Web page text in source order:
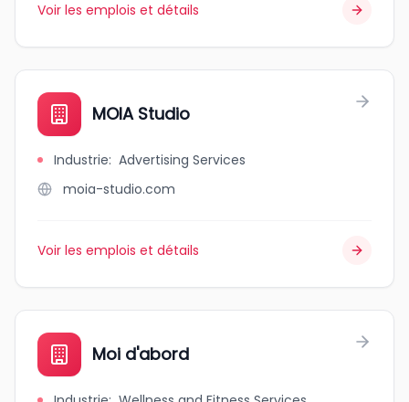
Voir les emplois et détails
MOIA Studio
Industrie: Advertising Services
moia-studio.com
Voir les emplois et détails
Moi d'abord